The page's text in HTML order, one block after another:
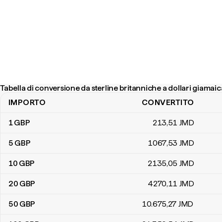
Tabella di conversione da sterline britanniche a dollari
Tabella di conversione da sterline britanniche a dollari giamaicani
IMPORTO CONVERTITO
1GBP 213,51 JMD
5 GBP 1067,53 JMD
10 GBP 2135,05 JMD
20 GBP 4270,11 JMD
50 GBP 10.675,27 JMD